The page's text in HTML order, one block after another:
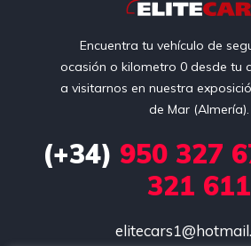
Encuentra tu vehículo de
ocasión o kilometro 0 desde tu
a visitarnos en nuestra
de Mar (Almería).
(+34) 950 327
321 611